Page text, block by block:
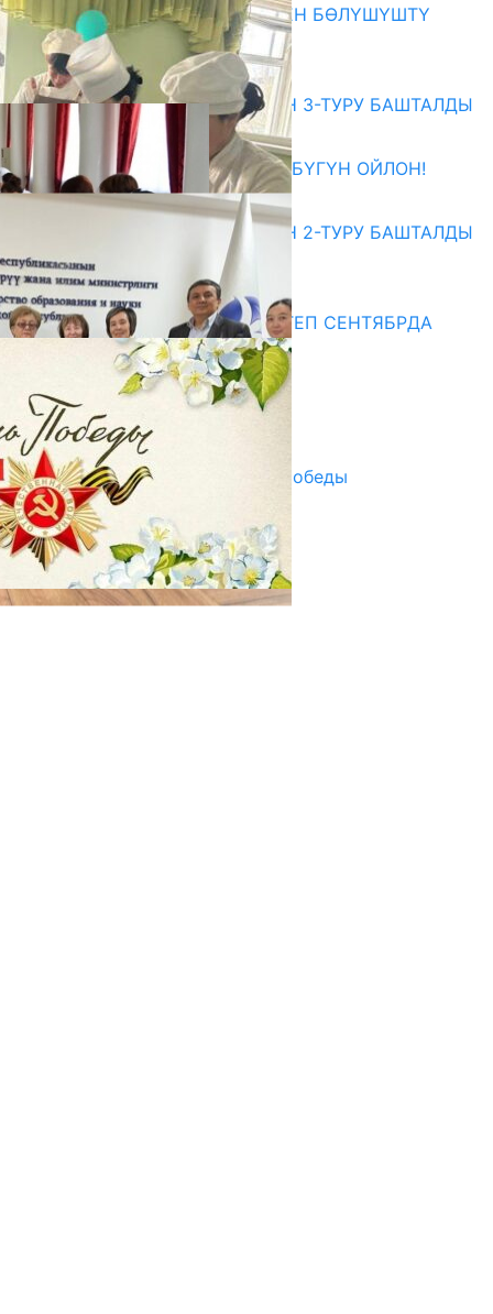
ОКУТУУ ТАЖРЫЙБАСЫ МЕНЕН БӨЛҮШҮШТҮ
06.08.2026
Абитуриент
ЖОЖДОРГО КАБЫЛ АЛУУНУН 3-ТУРУ БАШТАЛДЫ
27.07.2026
ӨЗҮҢДҮН КЕЛЕЧЕГИҢ ҮЧҮН БҮГҮН ОЙЛОН!
20.07.2026
ЖОЖДОРГО КАБЫЛ АЛУУНУН 2-ТУРУ БАШТАЛДЫ
20.07.2026
Медиа
СУЗАКТА 750 ОРУНДУУ МЕКТЕП СЕНТЯБРДА
ПАЙДАЛАНУУГА БЕРИЛЕТ
07.08.2025
Улуу Жеңиштин жандуу сөзү
29.04.2025
Награды в преддверии Дня Победы
29.04.2025